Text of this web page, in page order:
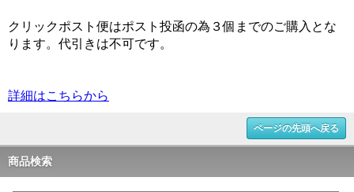
クリックポスト便はポスト投函の為３個までのご購入とな
ります。代引きは不可です。
詳細はこちらから
ページの先頭へ戻る
商品検索